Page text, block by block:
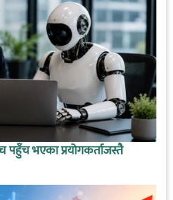
भएका प्रयोगकर्ताजस्तै